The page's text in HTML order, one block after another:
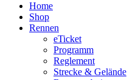
Home
Shop
Rennen
eTicket
Programm
Reglement
Strecke & Gelände